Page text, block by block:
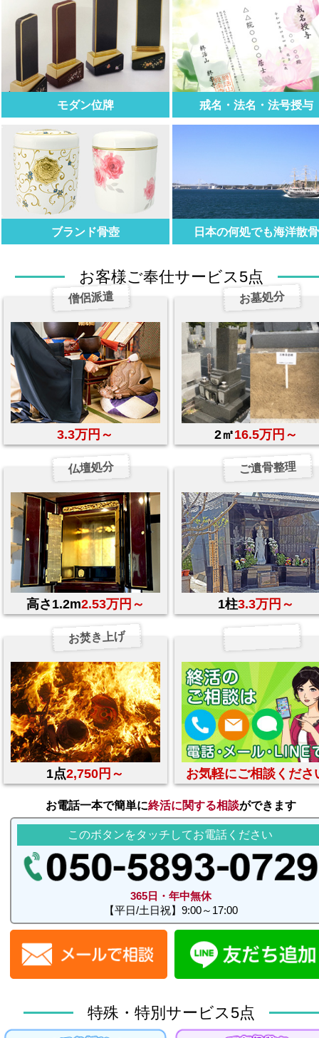
モダン位牌 戒名・法名・法号授与
ブランド骨壺 日本の何処でも海洋散骨
お客様ご奉仕サービス5点
僧侶派遣
3.3万円～
お墓処分
2㎡16.5万円～
仏壇処分
高さ1.2m2.53万円～
ご遺骨整理
1柱3.3万円～
お焚き上げ
1点2,750円～ お気軽にご相談くださ
お電話一本で簡単に終活に関する相談ができます
このボタンをタッチしてお電話ください
365日・年中無休
【平日/土日祝】9:00～17:00
特殊・特別サービス5点